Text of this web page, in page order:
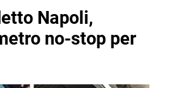
Napoli,
no-stop per